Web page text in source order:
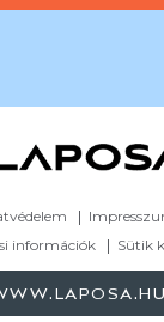
információk
Sütik